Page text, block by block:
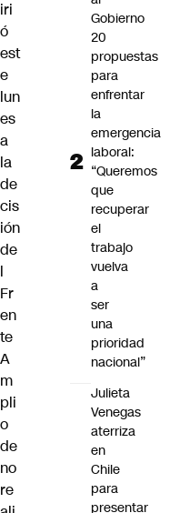
iri
ó
est
e
lun
es
a
la
de
cis
ión
de
l
Fr
en
te
A
m
pli
o
de
no
re
Gobierno
20
propuestas
para
enfrentar
la
emergencia
laboral:
“Queremos
que
recuperar
el
trabajo
vuelva
a
ser
una
prioridad
nacional”
Julieta
Venegas
aterriza
en
Chile
para
presentar